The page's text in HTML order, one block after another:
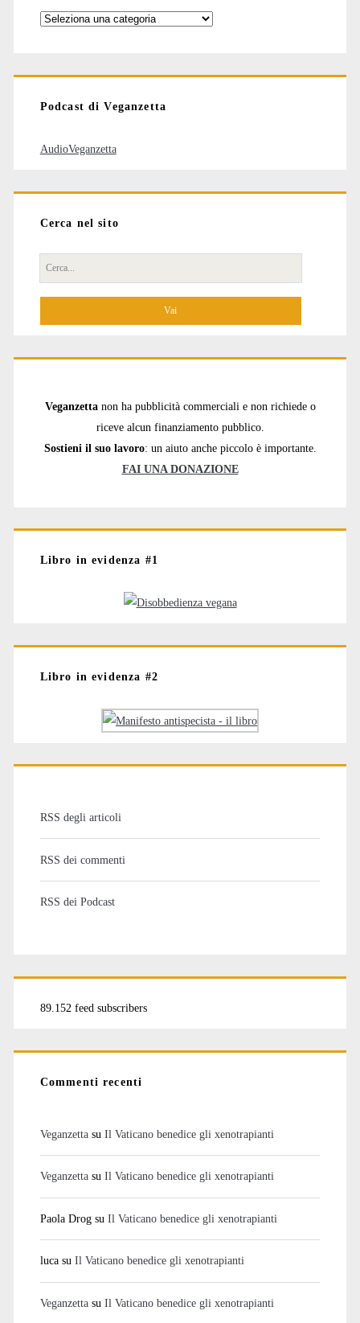
Categorie
Podcast di Veganzetta
AudioVeganzetta
Cerca nel sito
Cerca
per:
Veganzetta non ha pubblicità commerciali e non richiede o
riceve alcun finanziamento pubblico.
Sostieni il suo lavoro: un aiuto anche piccolo è importante.
FAI UNA DONAZIONE
Libro in evidenza #1
Libro in evidenza #2
RSS degli articoli
RSS dei commenti
RSS dei Podcast
89.152 feed subscribers
Commenti recenti
Veganzettasu Il Vaticano benedice gli xenotrapianti
Veganzettasu Il Vaticano benedice gli xenotrapianti
Paola Drogsu Il Vaticano benedice gli xenotrapianti
lucasu Il Vaticano benedice gli xenotrapianti
Veganzettasu Il Vaticano benedice gli xenotrapianti